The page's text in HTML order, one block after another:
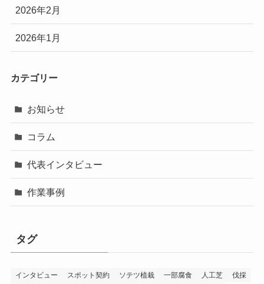
2026年2月
2026年1月
カテゴリー
お知らせ
コラム
代表インタビュー
作業事例
タグ
インタビュー スポット契約 ソテツ植栽 一部腐食 人工芝
伐採